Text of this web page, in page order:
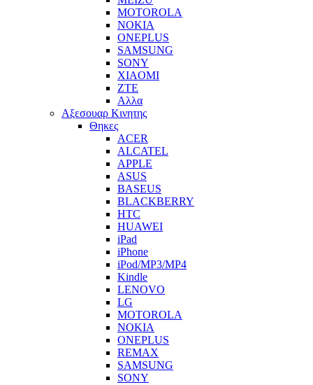
MOTOROLA
NOKIA
ONEPLUS
SAMSUNG
SONY
XIAOMI
ZTE
Αλλα
Αξεσουαρ Κινητης
Θηκες
ACER
ALCATEL
APPLE
ASUS
BASEUS
BLACKBERRY
HTC
HUAWEI
iPad
iPhone
iPod/MP3/MP4
Kindle
LENOVO
LG
MOTOROLA
NOKIA
ONEPLUS
REMAX
SAMSUNG
SONY